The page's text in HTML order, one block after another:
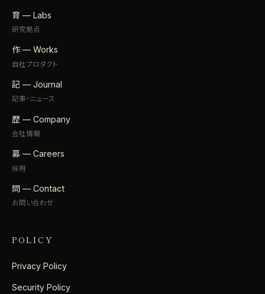
育 — Labs
研究拠点
作 — Works
自社プロダクト
記 — Journal
記事・ニュース
歴 — Company
会社情報
募 — Careers
採用
問 — Contact
お問い合わせ
POLICY
Privacy Policy
Security Policy